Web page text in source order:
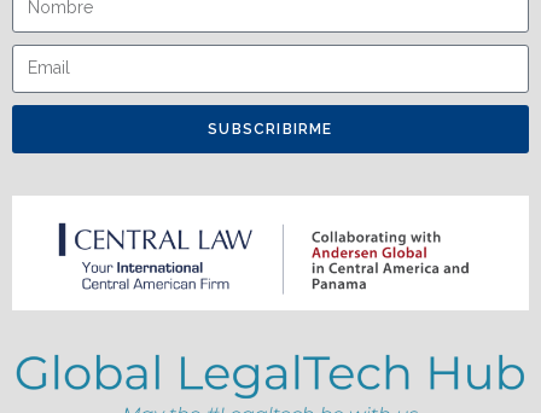
SUBSCRIBIRME